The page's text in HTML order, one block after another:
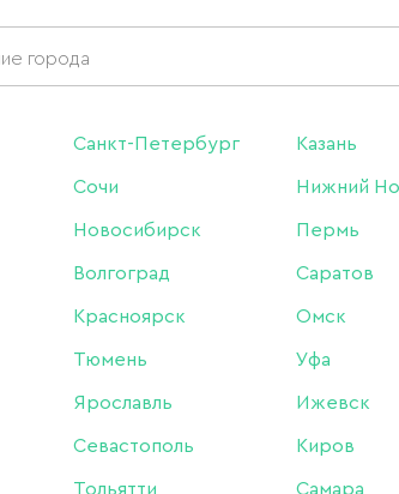
Санкт-Петербург Казань
Сочи Нижний
Новосибирск Пермь
Волгоград Саратов
Красноярск Омск
Тюмень Уфа
Ярославль Ижевск
Севастополь Киров
Тольятти Самара
290 ₽
Нет в магазинах
Описание:
Холодный крем-парафин
Холодный крем-парафин —
интенсивного ухода за
в том, что его не нужно
использованию. При
тепла тела и образует